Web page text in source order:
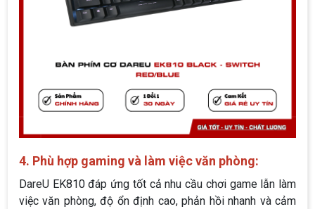
4. Phù hợp gaming và làm việc văn phòng:
DareU EK810 đáp ứng tốt cả nhu cầu chơi game lẫn làm
việc văn phòng, độ ổn định cao, phản hồi nhanh và cảm